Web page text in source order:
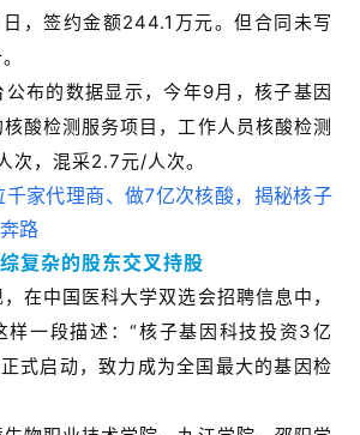
，签约金额244.1万元。但合同未写
布的数据显示，今年9月，核子基因
酸检测服务项目，工作人员核酸检测
次，混采2.7元/人次。
复杂的股东交叉持股
在中国医科大学双选会招聘信息中，
样一段描述：“核子基因科技投资3亿
式启动，致力成为全国最大的基因检